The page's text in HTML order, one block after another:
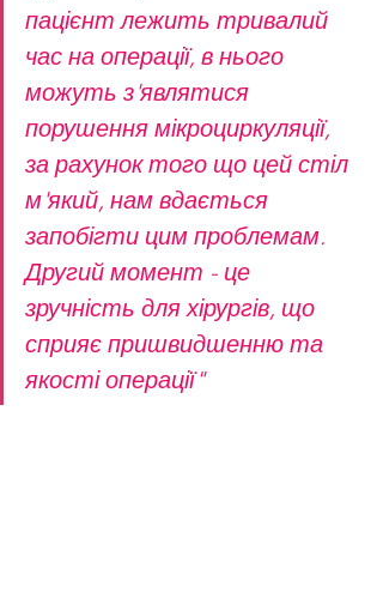
пацієнт лежить тривалий
час на операції, в нього
можуть з'являтися
порушення мікроциркуляції,
за рахунок того що цей стіл
м'який, нам вдається
запобігти цим проблемам.
Другий момент - це
зручність для хірургів, що
сприяє пришвидшенню та
якості операції"